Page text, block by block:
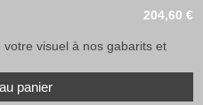
204,60 €
visuel à nos gabarits et
panier